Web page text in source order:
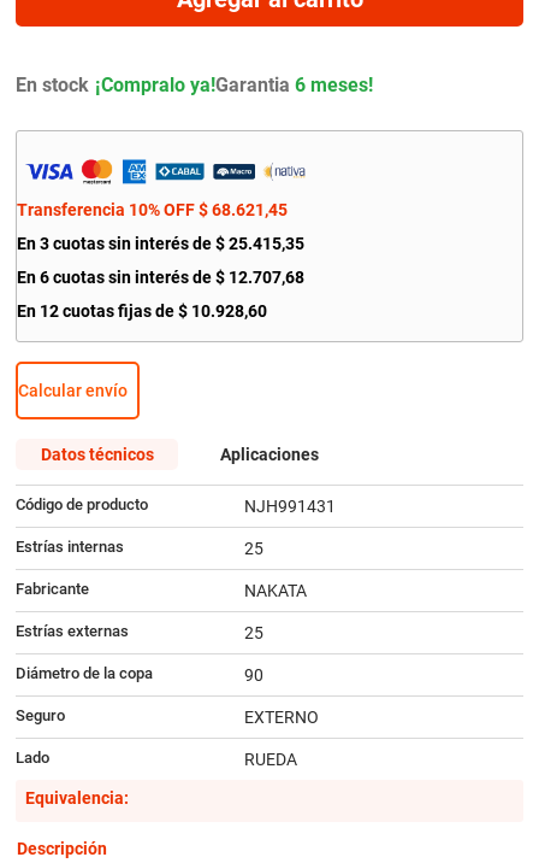
En stock Garantia 6 meses!
Transferencia 10% OFF $ 68.621,45
En 3 cuotas sin interés de $ 25.415,35
En 6 cuotas sin interés de$ 12.707,68
En 12 cuotas fijas de $ 10.928,60
Calcular envío
Datos técnicos Aplicaciones
Código de producto NJH991431
Estrías internas 25
Fabricante NAKATA
Estrías externas 25
Diámetro de la copa 90
Seguro EXTERNO
Lado
RUEDA
Equivalencia:
Descripción